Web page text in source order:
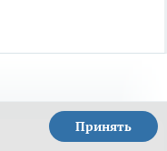
Принять